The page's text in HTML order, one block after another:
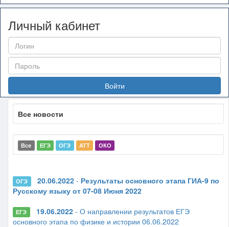
Личный кабинет
Войти
Все новости
Все ЕГЭ ОГЭ АТТ ОКО
ОГЭ 20.06.2022- Результаты основного этапа ГИА-9 по
Русскому языку от 07-08 Июня 2022
ЕГЭ 19.06.2022- О направлении результатов ЕГЭ
основного этапа по физике и истории 06.06.2022